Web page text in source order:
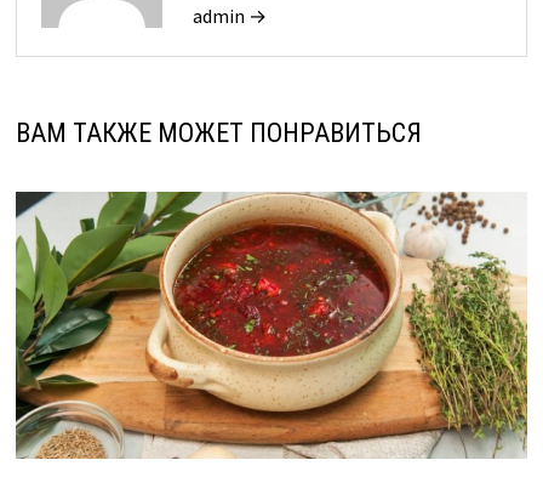
admin →
ВАМ ТАКЖЕ МОЖЕТ ПОНРАВИТЬСЯ